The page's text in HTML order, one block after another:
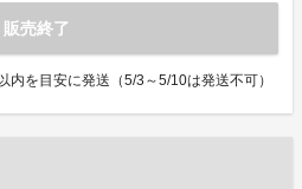
販売終了
内を目安に発送（5/3～5/10は発送不可）